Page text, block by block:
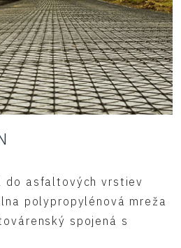
do asfaltových vrstiev
polypropylénová mreža
spojená s